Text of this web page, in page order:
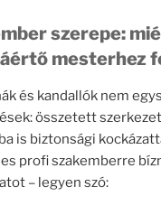
szerepe:
mesterhez
és kandallók nem
összetett
is biztonsági
profi szakemberre
– legyen szó: